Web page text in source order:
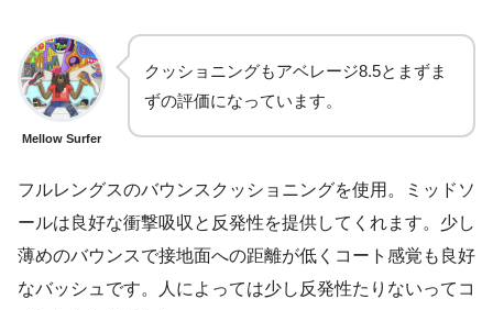
Mellow Surfer
クッショニングもアベレージ8.5とまずま
ずの評価になっています。
フルレングスのバウンスクッショニングを使用。ミッドソ
ールは良好な衝撃吸収と反発性を提供してくれます。少し
薄めのバウンスで接地面への距離が低くコート感覚も良好
なバッシュです。人によっては少し反発性たりないってコ